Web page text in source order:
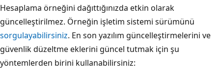
Hesaplama örneğini dağıttığınızda etkin olarak
güncelleştirilmez. Örneğin işletim sistemi sürümünü
sorgulayabilirsiniz. En son yazılım güncelleştirmelerini ve
güvenlik düzeltme eklerini güncel tutmak için şu
yöntemlerden birini kullanabilirsiniz: